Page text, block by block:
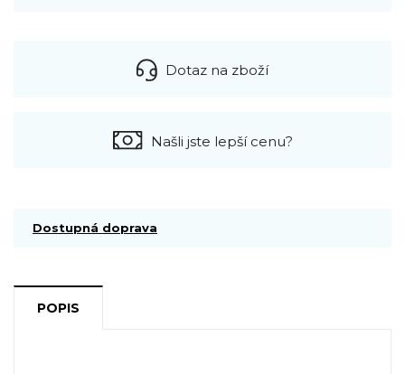
Dotaz na zboží
Našli jste lepší cenu?
Dostupná doprava
POPIS